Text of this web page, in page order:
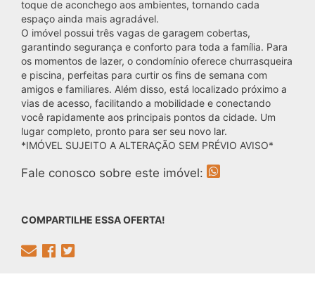
toque de aconchego aos ambientes, tornando cada
espaço ainda mais agradável.
O imóvel possui três vagas de garagem cobertas,
garantindo segurança e conforto para toda a família. Para
os momentos de lazer, o condomínio oferece churrasqueira
e piscina, perfeitas para curtir os fins de semana com
amigos e familiares. Além disso, está localizado próximo a
vias de acesso, facilitando a mobilidade e conectando
você rapidamente aos principais pontos da cidade. Um
lugar completo, pronto para ser seu novo lar.
*IMÓVEL SUJEITO A ALTERAÇÃO SEM PRÉVIO AVISO*
Fale conosco sobre este imóvel:
COMPARTILHE ESSA OFERTA!